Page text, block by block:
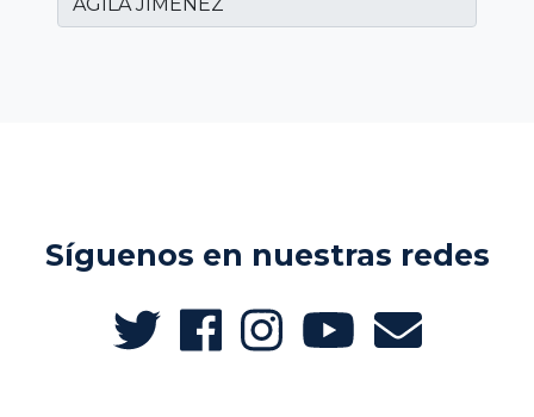
Síguenos en nuestras redes